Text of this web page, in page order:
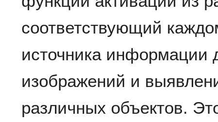
соответствующий
источника информации
изображений и
различных объектов.